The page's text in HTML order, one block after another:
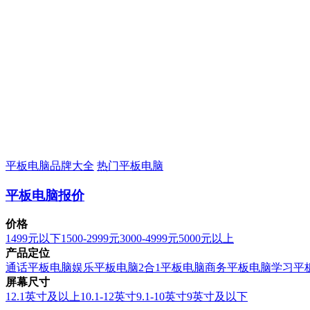
平板电脑品牌大全 热门平板电脑
平板电脑报价
价格
1499元以下1500-2999元3000-4999元5000元以上
产品定位
通话平板电脑娱乐平板电脑2合1平板电脑商务平板电脑学习平
屏幕尺寸
12.1英寸及以上10.1-12英寸9.1-10英寸9英寸及以下